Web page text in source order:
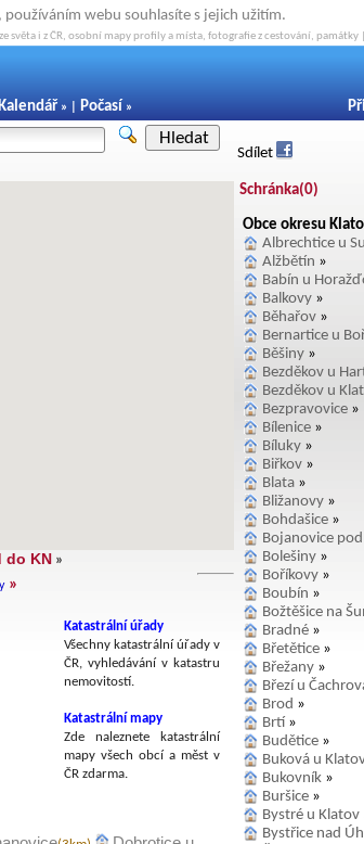
, používáním webu souhlasíte s jejich užitím.
i z ČR, osobní mapy profily a místa, fotografie z cestování, památky |
» | Počasí »
Hledat
do KN »
»
Katastrální úřady
Všechny katastrální úřady v
ČR, vyhledávání v katastru
nemovitostí.
Katastrální mapy
Zde naleznete katastrální
mapy všech obcí a měst v
ČR zdarma.
Sdílet
Schránka(0)
Obce okresu
Albrechtice u
Alžbětín »
Babín u
Balkovy »
Běhařov »
Bernartice u
Běšiny »
Bezděkov u
Bezděkov u
Bezpravovice »
Bílenice »
Bíluky »
Biřkov »
Blata »
Bližanovy »
Bohdašice »
Bojanovice
Bolešiny »
Boříkovy »
Boubín »
Božtěšice na
Bradné »
Břetětice »
Břežany »
Březí u
Brod »
Brtí »
Budětice »
Buková u
Bukovník »
Buršice »
Bystré u Klatov
Bystřice nad